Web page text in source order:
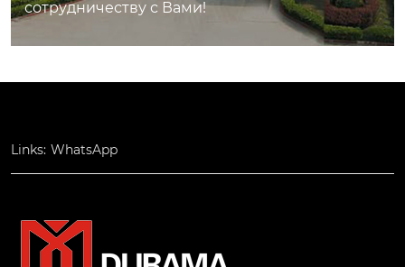
сотрудничеству с Вами!
Links: WhatsApp